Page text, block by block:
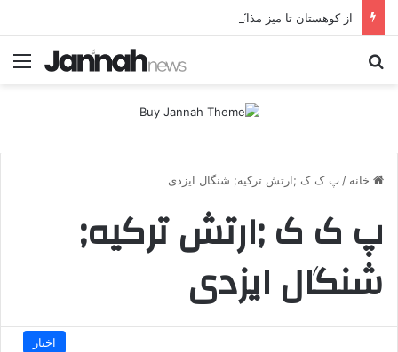
از کوهستان تا میز مذاکره؛ پژاک یک‌شبه «دموکرات» شد!
خانه / پ ک ک ;ارتش ترکیه; شنگال ایزدی
پ ک ک ;ارتش ترکیه;
شنگال ایزدی
اخبار